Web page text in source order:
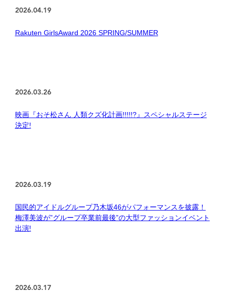
2026.04.19
Rakuten GirlsAward 2026 SPRING/SUMMER
2026.03.26
映画『おそ松さん 人類クズ化計画!!!!!?』スペシャルステージ
決定!
2026.03.19
国民的アイドルグループ乃木坂46がパフォーマンスを披露！
梅澤美波が”グループ卒業前最後”の大型ファッションイベント
出演!
2026.03.17